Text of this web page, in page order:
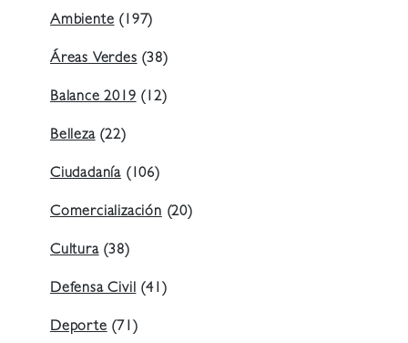
Ambiente (197)
Áreas Verdes (38)
Balance 2019 (12)
Belleza(22)
Ciudadanía (106)
Comercialización (20)
Cultura(38)
Defensa Civil (41)
Deporte (71)